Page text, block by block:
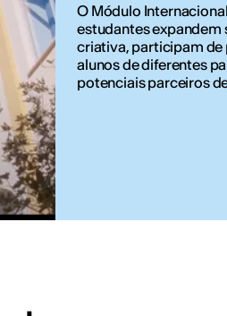
O Módulo
estudantes expandem
criativa, participam de
alunos de diferentes
potenciais parceiros